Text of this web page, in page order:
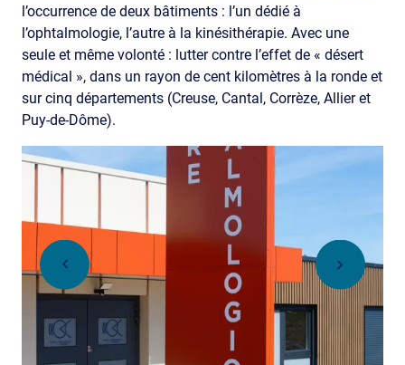
l’occurrence de deux bâtiments : l’un dédié à
l’ophtalmologie, l’autre à la kinésithérapie. Avec une
seule et même volonté : lutter contre l’effet de « désert
médical », dans un rayon de cent kilomètres à la ronde et
sur cinq départements (Creuse, Cantal, Corrèze, Allier et
Puy-de-Dôme).